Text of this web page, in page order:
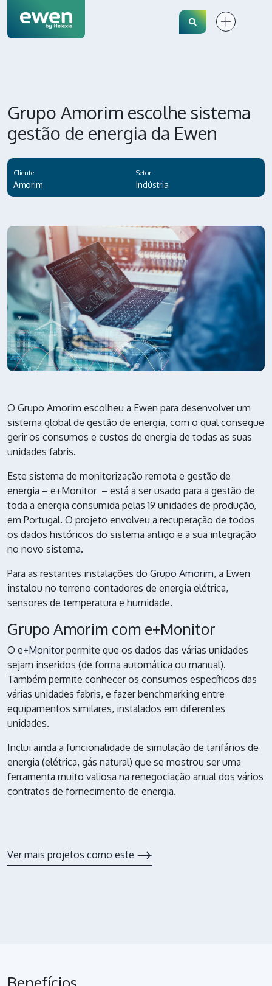
Search
Grupo Amorim escolhe sistema
gestão de energia da Ewen
Cliente
Amorim
Setor
Indústria
O Grupo Amorim escolheu a Ewen para desenvolver um
sistema global de gestão de energia, com o qual consegue
gerir os consumos e custos de energia de todas as suas
unidades fabris.
Este sistema de monitorização remota e gestão de
energia – e+Monitor – está a ser usado para a gestão de
toda a energia consumida pelas 19 unidades de produção,
em Portugal. O projeto envolveu a recuperação de todos
os dados históricos do sistema antigo e a sua integração
no novo sistema.
Para as restantes instalações do Grupo Amorim, a Ewen
instalou no terreno contadores de energia elétrica,
sensores de temperatura e humidade.
Grupo Amorim com e+Monitor
O e+Monitorpermite que os dados das várias unidades
sejam inseridos (de forma automática ou manual).
Também permite conhecer os consumos específicos das
várias unidades fabris, e fazer benchmarking entre
equipamentos similares, instalados em diferentes
unidades.
Inclui ainda a funcionalidade de simulação de tarifários de
energia (elétrica, gás natural) que se mostrou ser uma
ferramenta muito valiosa na renegociação anual dos vários
contratos de fornecimento de energia.
Ver mais projetos como este